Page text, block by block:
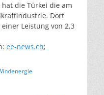
die Türkei die am
Dort
Leistung von 2,3
ee-news.ch;